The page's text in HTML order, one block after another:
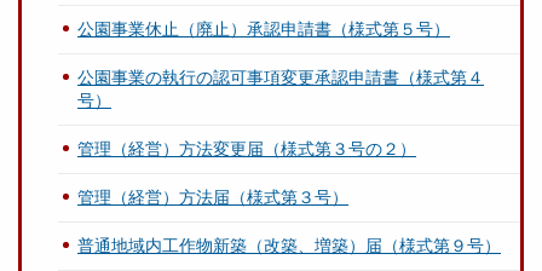
公園事業休止（廃止）承認申請書（様式第５号）
公園事業の執行の認可事項変更承認申請書（様式第４
号）
管理（経営）方法変更届（様式第３号の２）
管理（経営）方法届（様式第３号）
普通地域内工作物新築（改築、増築）届（様式第９号）